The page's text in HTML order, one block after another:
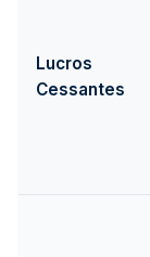
Lucros
Cessantes